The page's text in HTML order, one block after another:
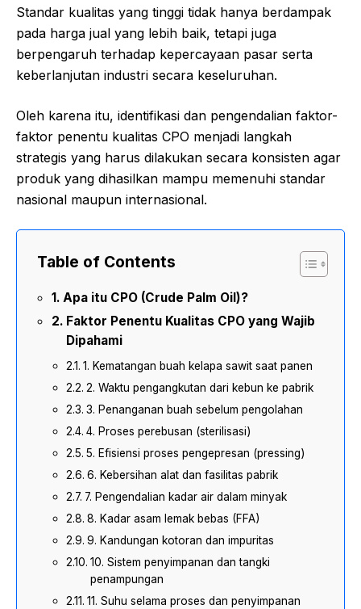
Standar kualitas yang tinggi tidak hanya berdampak
pada harga jual yang lebih baik, tetapi juga
berpengaruh terhadap kepercayaan pasar serta
keberlanjutan industri secara keseluruhan.
Oleh karena itu, identifikasi dan pengendalian faktor-
faktor penentu kualitas CPO menjadi langkah
strategis yang harus dilakukan secara konsisten agar
produk yang dihasilkan mampu memenuhi standar
nasional maupun internasional.
Table of Contents
Apa itu CPO (Crude Palm Oil)?
Faktor Penentu Kualitas CPO yang Wajib
Dipahami
1. Kematangan buah kelapa sawit saat panen
2. Waktu pengangkutan dari kebun ke pabrik
3. Penanganan buah sebelum pengolahan
4. Proses perebusan (sterilisasi)
5. Efisiensi proses pengepresan (pressing)
6. Kebersihan alat dan fasilitas pabrik
7. Pengendalian kadar air dalam minyak
8. Kadar asam lemak bebas (FFA)
9. Kandungan kotoran dan impuritas
10. Sistem penyimpanan dan tangki
penampungan
11. Suhu selama proses dan penyimpanan